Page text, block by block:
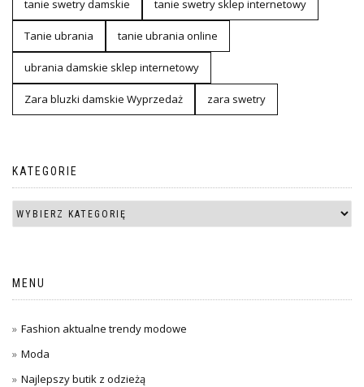
tanie swetry damskie tanie swetry sklep internetowy
Tanie ubrania tanie ubrania online
ubrania damskie sklep internetowy
Zara bluzki damskie Wyprzedaż zara swetry
KATEGORIE
MENU
Fashion aktualne trendy modowe
Moda
Najlepszy butik z odzieżą